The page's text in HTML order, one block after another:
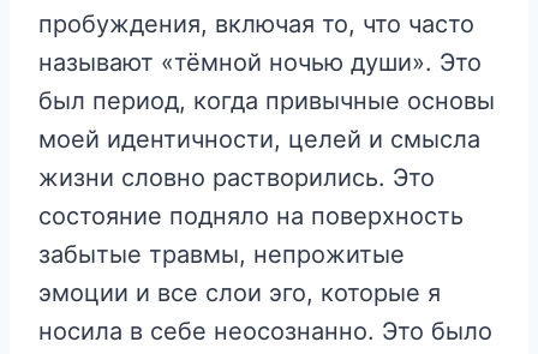
пробуждения, включая то, что часто
называют «тёмной ночью души». Это
был период, когда привычные основы
моей идентичности, целей и смысла
жизни словно растворились. Это
состояние подняло на поверхность
забытые травмы, непрожитые
эмоции и все слои эго, которые я
носила в себе неосознанно. Это было